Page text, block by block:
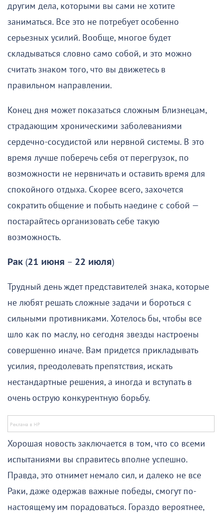
другим дела, которыми вы сами не хотите
заниматься. Все это не потребует особенно
серьезных усилий. Вообще, многое будет
складываться словно само собой, и это можно
считать знаком того, что вы движетесь в
правильном направлении.
Конец дня может показаться сложным Близнецам,
страдающим хроническими заболеваниями
сердечно-сосудистой или нервной системы. В это
время лучше поберечь себя от перегрузок, по
возможности не нервничать и оставить время для
спокойного отдыха. Скорее всего, захочется
сократить общение и побыть наедине с собой —
постарайтесь организовать себе такую
возможность.
Рак (21 июня – 22 июля)
Трудный день ждет представителей знака, которые
не любят решать сложные задачи и бороться с
сильными противниками. Хотелось бы, чтобы все
шло как по маслу, но сегодня звезды настроены
совершенно иначе. Вам придется прикладывать
усилия, преодолевать препятствия, искать
нестандартные решения, а иногда и вступать в
очень острую конкурентную борьбу.
Хорошая новость заключается в том, что со всеми
испытаниями вы справитесь вполне успешно.
Правда, это отнимет немало сил, и далеко не все
Раки, даже одержав важные победы, смогут по-
настоящему им порадоваться. Гораздо вероятнее,